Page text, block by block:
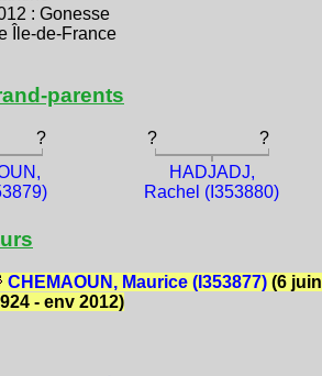
: Gonesse
Île-de-France
parents
? ?
?
HADJADJ,
Rachel (I353880)
CHEMAOUN, Maurice (I353877)(6 juin
- env 2012)